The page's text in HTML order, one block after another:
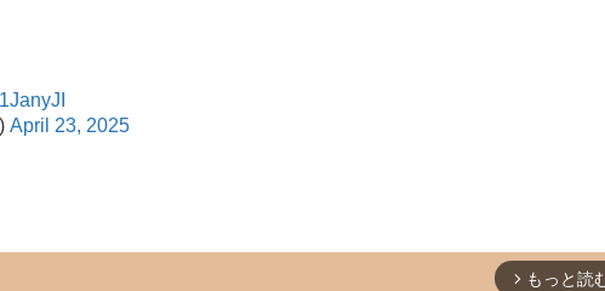
April 23, 2025
arrow_forward_ios もっと読